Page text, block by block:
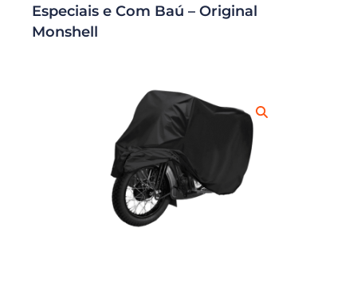
Especiais e Com Baú – Original
Monshell